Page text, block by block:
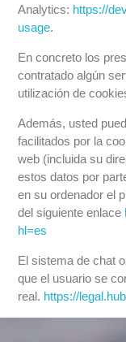
Analytics: https://
usage.
En concreto los
contratado algún
utilización de
Además, usted
facilitados por la
web (incluida su
estos datos por
en su ordenador el
del siguiente enlace
hl=es
El sistema de chat
que el usuario se
real. https://